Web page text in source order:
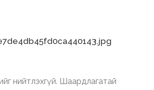
нийтлэхгүй. Шаардлагатай